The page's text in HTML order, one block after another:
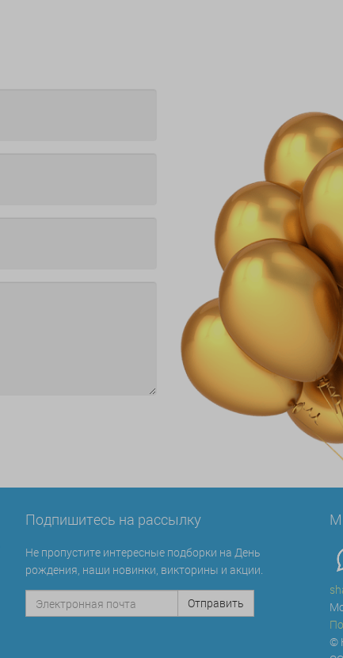
Подпишитесь на рассылку
Не пропустите интересные подборки на День
рождения, наши новинки, викторины и акции.
©